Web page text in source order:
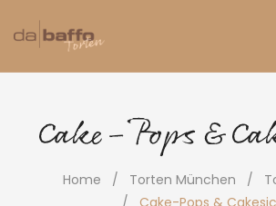
Cake-Pops &
Home Torten München
Cake-Pops &